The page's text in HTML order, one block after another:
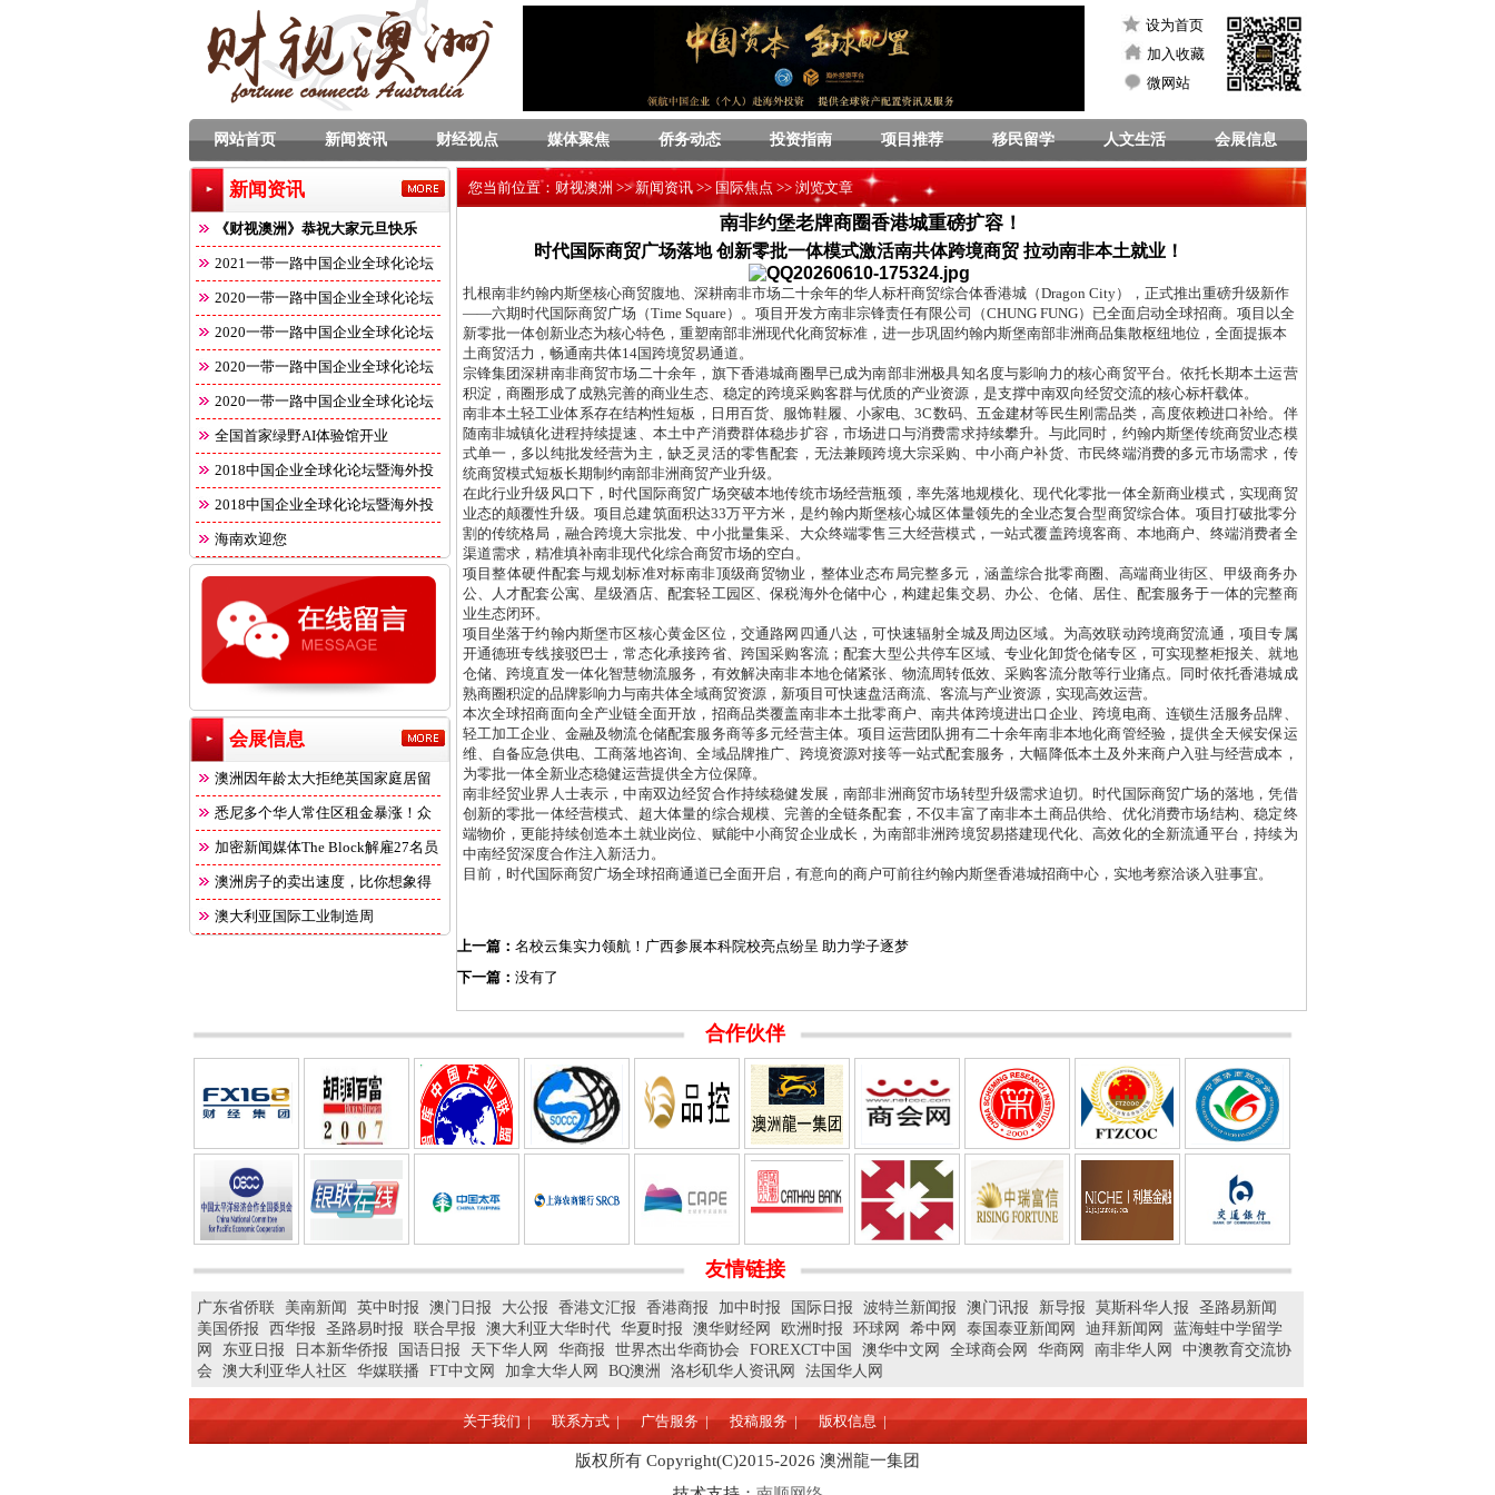
设为首页
加入收藏
微网站
网站首页 新闻资讯 财经视点 媒体聚焦 侨务动态 投资指南 项目推荐 移民留学 人文生活 会展信息
新闻资讯
《财视澳洲》恭祝大家元旦快乐
2021一带一路中国企业全球化论坛
2020一带一路中国企业全球化论坛
2020一带一路中国企业全球化论坛
2020一带一路中国企业全球化论坛
2020一带一路中国企业全球化论坛
全国首家绿野AI体验馆开业
2018中国企业全球化论坛暨海外投
2018中国企业全球化论坛暨海外投
海南欢迎您
会展信息
澳洲因年龄太大拒绝英国家庭居留
悉尼多个华人常住区租金暴涨！众
多 加密新闻媒体The Block解雇27名员
澳洲房子的卖出速度，比你想象得
快 澳大利亚国际工业制造周
您当前位置： 财视澳洲 >>新闻资讯>> 国际焦点 >> 浏览文章
南非约堡老牌商圈香港城重磅扩容！
时代国际商贸广场落地 创新零批一体模式激活南共体跨境商贸 拉动南非本土就业！
扎根南非约翰内斯堡核心商贸腹地、深耕南非市场二十余年的华人标杆商贸综合体香港城（Dragon City），正式推出重磅升级新作
——六期时代国际商贸广场（Time Square）。项目开发方南非宗锋责任有限公司（CHUNG FUNG）已全面启动全球招商。项目以全
新零批一体创新业态为核心特色，重塑南部非洲现代化商贸标准，进一步巩固约翰内斯堡南部非洲商品集散枢纽地位，全面提振本
土商贸活力，畅通南共体14国跨境贸易通道。
宗锋集团深耕南非商贸市场二十余年，旗下香港城商圈早已成为南部非洲极具知名度与影响力的核心商贸平台。依托长期本土运营
积淀，商圈形成了成熟完善的商业生态、稳定的跨境采购客群与优质的产业资源，是支撑中南双向经贸交流的核心标杆载体。
南非本土轻工业体系存在结构性短板，日用百货、服饰鞋履、小家电、3C数码、五金建材等民生刚需品类，高度依赖进口补给。伴
随南非城镇化进程持续提速、本土中产消费群体稳步扩容，市场进口与消费需求持续攀升。与此同时，约翰内斯堡传统商贸业态模
式单一，多以纯批发经营为主，缺乏灵活的零售配套，无法兼顾跨境大宗采购、中小商户补货、市民终端消费的多元市场需求，传
统商贸模式短板长期制约南部非洲商贸产业升级。
在此行业升级风口下，时代国际商贸广场突破本地传统市场经营瓶颈，率先落地规模化、现代化零批一体全新商业模式，实现商贸
业态的颠覆性升级。项目总建筑面积达33万平方米，是约翰内斯堡核心城区体量领先的全业态复合型商贸综合体。项目打破批零分
割的传统格局，融合跨境大宗批发、中小批量集采、大众终端零售三大经营模式，一站式覆盖跨境客商、本地商户、终端消费者全
渠道需求，精准填补南非现代化综合商贸市场的空白。
项目整体硬件配套与规划标准对标南非顶级商贸物业，整体业态布局完整多元，涵盖综合批零商圈、高端商业街区、甲级商务办
公、人才配套公寓、星级酒店、配套轻工园区、保税海外仓储中心，构建起集交易、办公、仓储、居住、配套服务于一体的完整商
业生态闭环。
项目坐落于约翰内斯堡市区核心黄金区位，交通路网四通八达，可快速辐射全城及周边区域。为高效联动跨境商贸流通，项目专属
开通德班专线接驳巴士，常态化承接跨省、跨国采购客流；配套大型公共停车区域、专业化卸货仓储专区，可实现整柜报关、就地
仓储、跨境直发一体化智慧物流服务，有效解决南非本地仓储紧张、物流周转低效、采购客流分散等行业痛点。同时依托香港城成
熟商圈积淀的品牌影响力与南共体全域商贸资源，新项目可快速盘活商流、客流与产业资源，实现高效运营。
本次全球招商面向全产业链全面开放，招商品类覆盖南非本土批零商户、南共体跨境进出口企业、跨境电商、连锁生活服务品牌、
轻工加工企业、金融及物流仓储配套服务商等多元经营主体。项目运营团队拥有二十余年南非本地化商管经验，提供全天候安保运
维、自备应急供电、工商落地咨询、全域品牌推广、跨境资源对接等一站式配套服务，大幅降低本土及外来商户入驻与经营成本，
为零批一体全新业态稳健运营提供全方位保障。
南非经贸业界人士表示，中南双边经贸合作持续稳健发展，南部非洲商贸市场转型升级需求迫切。时代国际商贸广场的落地，凭借
创新的零批一体经营模式、超大体量的综合规模、完善的全链条配套，不仅丰富了南非本土商品供给、优化消费市场结构、稳定终
端物价，更能持续创造本土就业岗位、赋能中小商贸企业成长，为南部非洲跨境贸易搭建现代化、高效化的全新流通平台，持续为
中南经贸深度合作注入新活力。
目前，时代国际商贸广场全球招商通道已全面开启，有意向的商户可前往约翰内斯堡香港城招商中心，实地考察洽谈入驻事宜。
上一篇： 名校云集实力领航！广西参展本科院校亮点纷呈 助力学子逐梦
下一篇： 没有了
合作伙伴
友情链接
广东省侨联 美南新闻 英中时报 澳门日报 大公报 香港文汇报 香港商报 加中时报 国际日报 波特兰新闻报 澳门讯报 新导报 莫斯科华人报
圣路易新闻
美国侨报
西华报 圣路易时报 联合早报 澳大利亚大华时代 华夏时报 澳华财经网 欧洲时报 环球网 希中网 泰国泰亚新闻网 迪拜新闻网
蓝海蛙中学留学
网
东亚日报 日本新华侨报 国语日报 天下华人网 华商报 世界杰出华商协会 FOREXCT中国 澳华中文网 全球商会网 华商网 南非华人网
中澳教育交流协
会
澳大利亚华人社区 华媒联播 FT中文网 加拿大华人网 BQ澳洲 洛杉矶华人资讯网 法国华人网
关于我们 | 联系方式 | 广告服务 | 投稿服务 | 版权信息 |
版权所有 Copyright(C)2015-2026 澳洲龍一集团